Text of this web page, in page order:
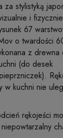
stylistyką
i
67
o twardości
z drewna
(do desek
kuchni nie
rękojeści